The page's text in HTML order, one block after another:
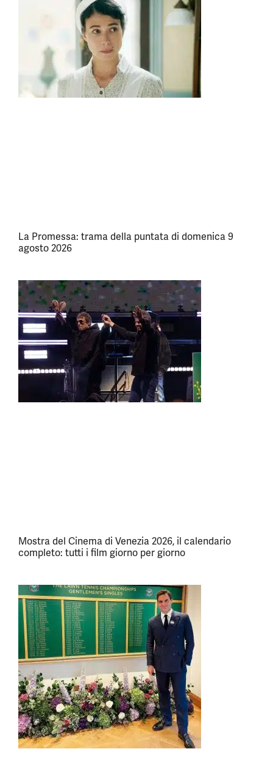
La Promessa: trama della puntata di domenica 9
agosto 2026
Mostra del Cinema di Venezia 2026, il calendario
completo: tutti i film giorno per giorno